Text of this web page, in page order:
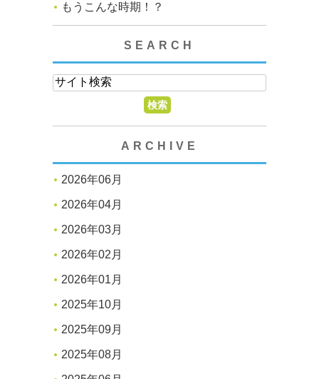
もうこんな時期！？
SEARCH
ARCHIVE
2026年06月
2026年04月
2026年03月
2026年02月
2026年01月
2025年10月
2025年09月
2025年08月